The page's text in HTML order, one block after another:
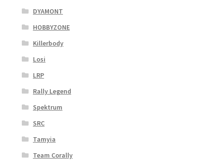
DYAMONT
HOBBYZONE
Killerbody
Losi
LRP
Rally Legend
Spektrum
SRC
Tamyia
Team Corally